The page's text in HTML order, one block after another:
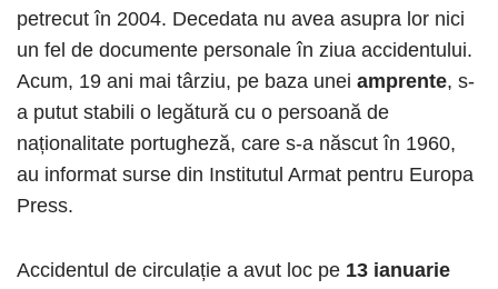
petrecut în 2004. Decedata nu avea asupra lor nici
un fel de documente personale în ziua accidentului.
Acum, 19 ani mai târziu, pe baza unei amprente, s-
a putut stabili o legătură cu o persoană de
naționalitate portugheză, care s-a născut în 1960,
au informat surse din Institutul Armat pentru Europa
Press.
Accidentul de circulație a avut loc pe 13 ianuarie